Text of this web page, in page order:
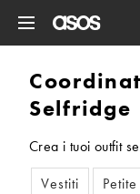
Selfridge
Crea i tuoi outfit
Vestiti
Petite